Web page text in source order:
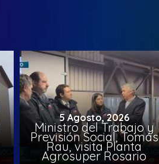
5 Agosto, 2026
Ministro del Trabajo y
Previsión Social, Tomás
Rau, visita Planta
Agrosuper Rosario